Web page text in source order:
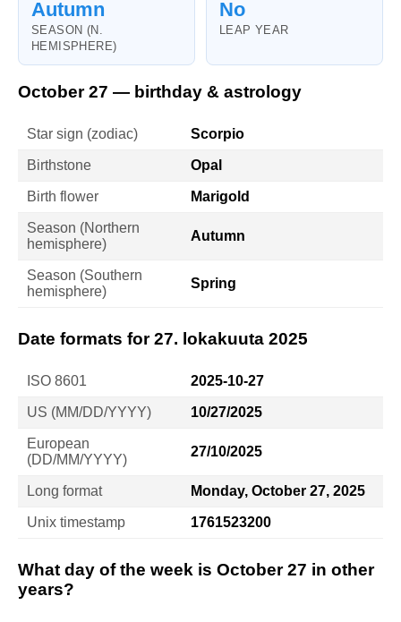
Autumn
SEASON (N.
HEMISPHERE)
No
LEAP YEAR
October 27 — birthday & astrology
Star sign (zodiac) Scorpio
Birthstone Opal
Birth flower Marigold
Season (Northern
hemisphere)
Autumn
Season (Southern
hemisphere)
Spring
Date formats for 27. lokakuuta 2025
ISO 8601 2025-10-27
US (MM/DD/YYYY) 10/27/2025
European
(DD/MM/YYYY)
27/10/2025
Long format Monday, October 27, 2025
Unix timestamp 1761523200
What day of the week is October 27 in other
years?